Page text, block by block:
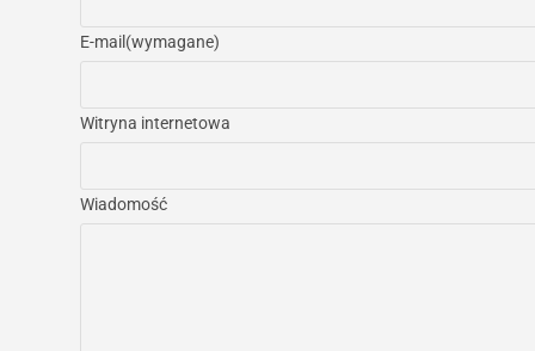
E-mail (wymagane)
Witryna internetowa
Wiadomość